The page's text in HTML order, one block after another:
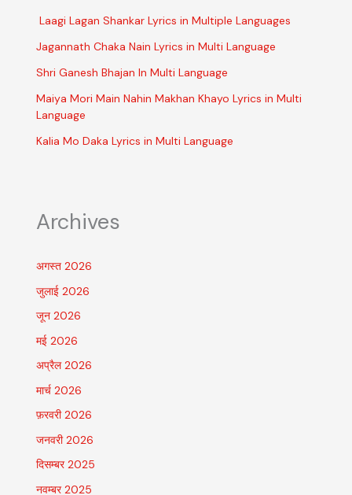
Laagi Lagan Shankar Lyrics in Multiple Languages
Jagannath Chaka Nain Lyrics in Multi Language
Shri Ganesh Bhajan In Multi Language
Maiya Mori Main Nahin Makhan Khayo Lyrics in Multi
Language
Kalia Mo Daka Lyrics in Multi Language
Archives
अगस्त 2026
जुलाई 2026
जून 2026
मई 2026
अप्रैल 2026
मार्च 2026
फ़रवरी 2026
जनवरी 2026
दिसम्बर 2025
नवम्बर 2025